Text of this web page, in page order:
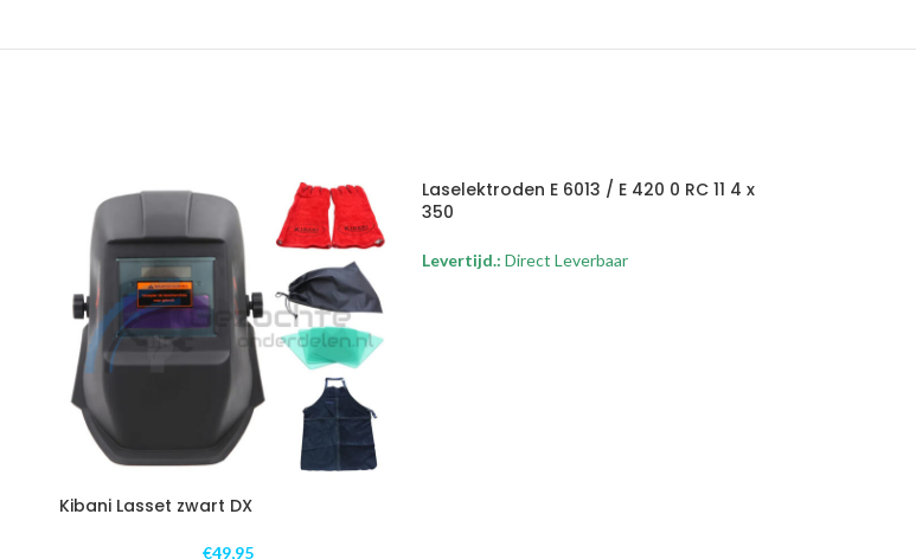
Kibani Lasset zwart DX
€49,95
Laselektroden E 6013 / E 420 0 RC 11 4 x
350
Levertijd.: Direct Leverbaar